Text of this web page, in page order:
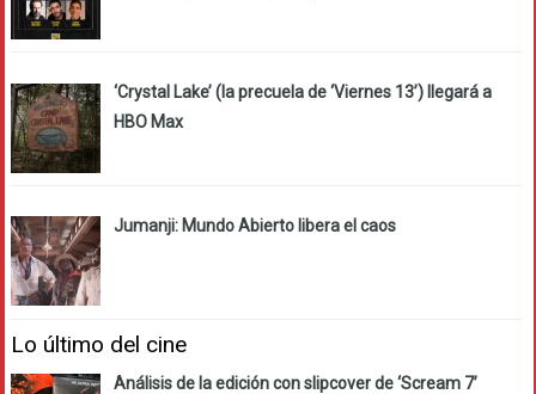
‘Crystal Lake’ (la precuela de ‘Viernes 13’) llegará a
HBO Max
Jumanji: Mundo Abierto libera el caos
Lo último del cine
Análisis de la edición con slipcover de ‘Scream 7’